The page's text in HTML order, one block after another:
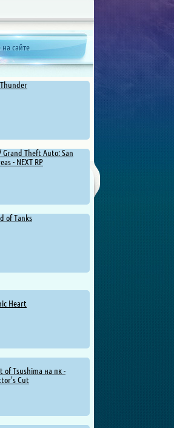
сайте
Grand Theft Auto: San
- NEXT RP
of Tanks
Heart
of Tsushima на пк -
Cut